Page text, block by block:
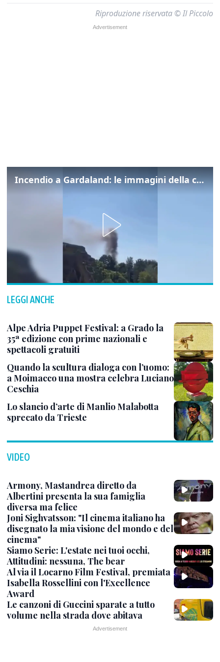
Riproduzione riservata © Il Piccolo
Incendio a Gardaland: le immagini della colonna di fumo
LEGGI ANCHE
Alpe Adria Puppet Festival: a Grado la
35ª edizione con prime nazionali e
spettacoli gratuiti
Quando la scultura dialoga con l’uomo:
a Moimacco una mostra celebra Luciano
Ceschia
Lo slancio d’arte di Manlio Malabotta
sprecato da Trieste
VIDEO
Armony, Mastandrea diretto da
Albertini presenta la sua famiglia
diversa ma felice
Joni Sighvatsson: "Il cinema italiano ha
disegnato la mia visione del mondo e del
cinema"
Siamo Serie: L'estate nei tuoi occhi,
Attitudini: nessuna, The bear
Al via il Locarno Film Festival, premiata
Isabella Rossellini con l'Excellence
Award
Le canzoni di Guccini sparate a tutto
volume nella strada dove abitava